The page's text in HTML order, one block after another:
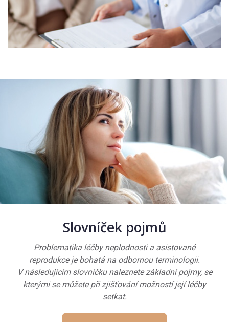
Slovníček pojmů
Problematika léčby neplodnosti a asistované
reprodukce je bohatá na odbornou terminologii.
V následujícím slovníčku naleznete základní pojmy, se
kterými se můžete při zjišťování možností její léčby
setkat.